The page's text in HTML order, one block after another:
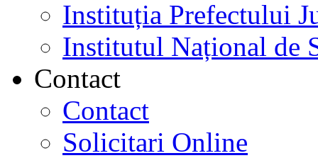
Instituția Prefectului
Institutul Național de
Contact
Contact
Solicitari Online